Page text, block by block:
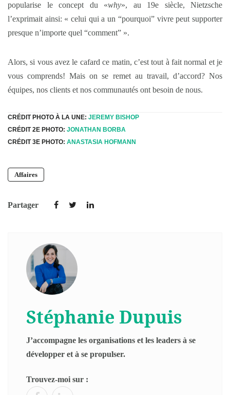
popularise le concept du «why», au 19e siècle, Nietzsche
l’exprimait ainsi: « celui qui a un “pourquoi” vivre peut supporter
presque n’importe quel “comment” ».
Alors, si vous avez le cafard ce matin, c’est tout à fait normal et je
vous comprends! Mais on se remet au travail, d’accord? Nos
équipes, nos clients et nos communautés ont besoin de nous.
CRÉDIT PHOTO À LA UNE: JEREMY BISHOP
CRÉDIT 2E PHOTO: JONATHAN BORBA
CRÉDIT 3E PHOTO: ANASTASIA HOFMANN
Affaires
Partager
Stéphanie Dupuis
J’accompagne les organisations et les leaders à se
développer et à se propulser.
Trouvez-moi sur :